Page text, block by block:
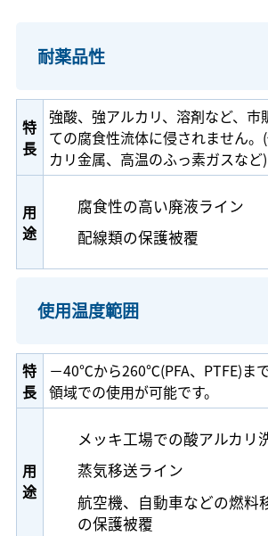
耐薬品性
特
長
強酸、強アルカリ、溶剤など、市
ての腐食性流体に侵されません
カリ金属、高温のふっ素ガスなど)
用
途
腐食性の高い廃液ライン
配線類の保護被覆
使用温度範囲
特
長
－40℃から260℃(PFA、PTFE)ま
領域での使用が可能です。
用
途
メッキ工場での酸アルカリ
蒸気移送ライン
航空機、自動車などの燃料
の保護被覆